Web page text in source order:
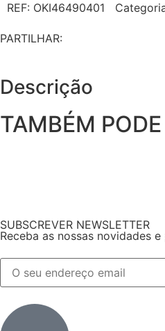
REF: OKI46490401
PARTILHAR:
Descrição
TAMBÉM
SUBSCREVER NEWSLETTER
Receba as nossas novidades